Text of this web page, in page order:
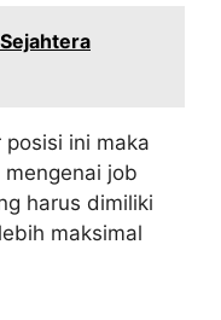
ini maka
job
harus dimiliki
maksimal